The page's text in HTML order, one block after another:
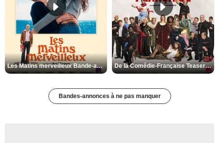
Les Matins merveilleux Bande-annonce VF De la Comédie-Française Teaser VF
Bandes-annonces à ne pas manquer